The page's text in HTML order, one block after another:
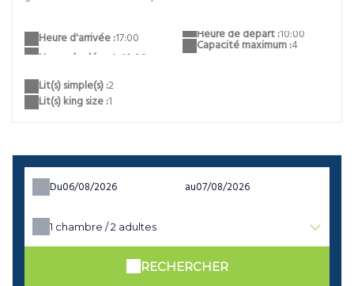
Heure d'arrivée :17:00 Heure de départ :10:00
Capacité maximum :4
Lit(s) simple(s) :2
Lit(s) king size :1
Du au
1 chambre /2 adultes
RECHERCHER